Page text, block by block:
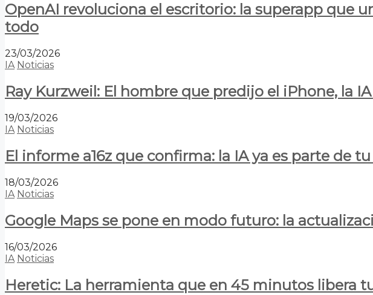
OpenAI revoluciona el escritorio: la superapp que
todo
23/03/2026
IA Noticias
Ray Kurzweil: El hombre que predijo el iPhone, la
19/03/2026
IA Noticias
El informe a16z que confirma: la IA ya es parte de
18/03/2026
IA Noticias
Google Maps se pone en modo futuro: la
16/03/2026
IA Noticias
Heretic: La herramienta que en 45 minutos libera